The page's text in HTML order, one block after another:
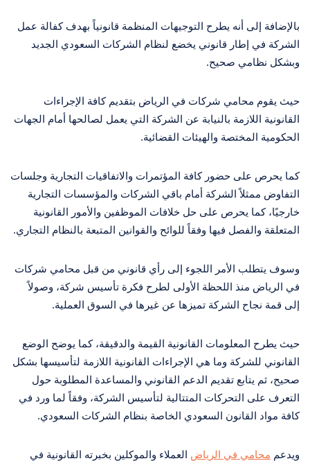
بالإضافة إلى أنه يطرح التوجيهات المنظمة قانونياً بهدف كفالة عمل
الشركة في إطار قانوني يخضع لنظام الشركات السعودي الجديد
وبشكل نظامي صحيح.
حيث يقوم محامي شركات في الرياض بتقديم كافة الإجراءات
القانونية اللازمة بالنيابة عن الشركة التي يعمل لصالحها أمام الجهات
الحكومية المختصة والهيئات القضائية.
كما يحرص على حضور كافة المؤتمرات والاتفاقيات التجارية وجلسات
التفاوض ممثلاً الشركة أمام باقي الشركات والمؤسسات التجارية
خارجيًا، كما يحرص على حل خلافات الموظفين والأمور القانونية
المتعلقة والفصل فيها وفقاً للوائح والقوانين المتبعة بالنظام التجاري.
وسوف يتطلب الأمر اللجوء إلى رأي قانوني من قبل محامي شركات
في الرياض منذ اللحظة الأولى لطرح فكرة تأسيس شركة، وصولاً
إلى قمة نجاح الشركة تميزها عن غيرها في السوق العملية.
حيث يطرح المعلومات القانونية القيمة والدقيقة، كما يوضح الوضع
القانوني للشركة وما هي الإجراءات القانونية اللازمة لتأسيسها بشكل
صحيح، ثم يتابع تقديم الدعم القانوني والمساعدة المطلوبة حول
التعرف على التحركات المتتالية لتأسيس الشركة، وفقاً لما ورد في
كافة مواد القانون السعودي الخاصة بنظام الشركات السعودي.
ويدعم محامي في الرياض العملاء والموكلين بخبرته القانونية في